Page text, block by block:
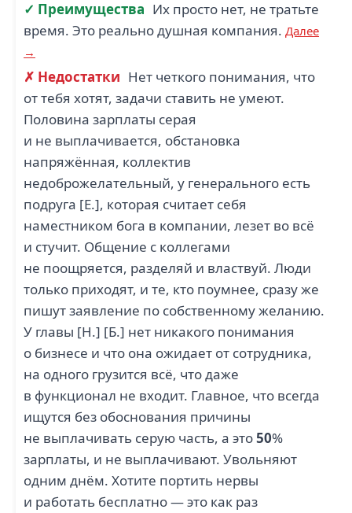
✓ Преимущества Их просто нет, не тратьте
время. Это реально душная компания. Далее
→
✗ Недостатки Нет четкого понимания, что
от тебя хотят, задачи ставить не умеют.
Половина зарплаты серая
и не выплачивается, обстановка
напряжённая, коллектив
недоброжелательный, у генерального есть
подруга [Е.], которая считает себя
наместником бога в компании, лезет во всё
и стучит. Общение с коллегами
не поощряется, разделяй и властвуй. Люди
только приходят, и те, кто поумнее, сразу же
пишут заявление по собственному желанию.
У главы [Н.] [Б.] нет никакого понимания
о бизнесе и что она ожидает от сотрудника,
на одного грузится всё, что даже
в функционал не входит. Главное, что всегда
ищутся без обоснования причины
не выплачивать серую часть, а это50%
зарплаты, и не выплачивают. Увольняют
одним днём. Хотите портить нервы
и работать бесплатно — это как раз